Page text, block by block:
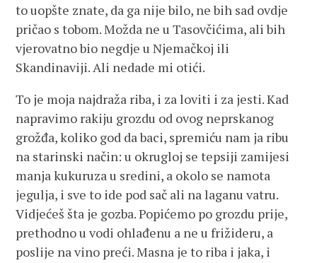
to uopšte znate, da ga nije bilo, ne bih sad ovdje
pričao s tobom. Možda ne u Tasovčićima, ali bih
vjerovatno bio negdje u Njemačkoj ili
Skandinaviji. Ali nedade mi otići.
To je moja najdraža riba, i za loviti i za jesti. Kad
napravimo rakiju grozdu od ovog neprskanog
grožđa, koliko god da baci, spremiću nam ja ribu
na starinski način: u okrugloj se tepsiji zamijesi
manja kukuruza u sredini, a okolo se namota
jegulja, i sve to ide pod sač ali na laganu vatru.
Vidjećeš šta je gozba. Popićemo po grozdu prije,
prethodno u vodi ohlađenu a ne u frižideru, a
poslije na vino preći. Masna je to riba i jaka, i